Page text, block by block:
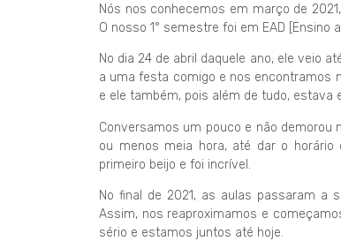
Nós nos conhecemos em março de
O nosso 1° semestre foi em EAD
No dia 24 de abril daquele ano, ele veio
a uma festa comigo e nos encontramos
e ele também, pois além de tudo, estava
Conversamos um pouco e não
ou menos meia hora, até dar o
primeiro beijo e foi incrível.
No final de 2021, as aulas passaram a
Assim, nos reaproximamos e
sério e estamos juntos até hoje.